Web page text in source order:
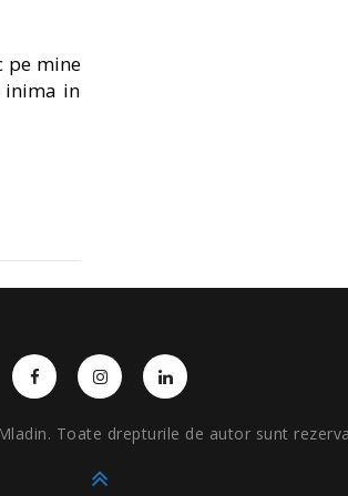
pe mine
inima in
Toate drepturile de autor sunt